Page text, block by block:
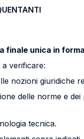
finale unica in
a verificare:
giuridiche
delle norme e dei
tecnica.